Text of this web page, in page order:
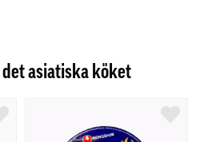
det asiatiska köket